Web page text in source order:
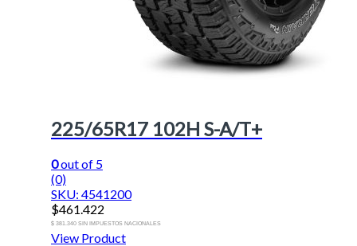
225/65R17 102H S-A/T+
0out of 5
(0)
SKU: 4541200
$461.422
$ 381.340 SIN IMPUESTOS NACIONALES
View Product